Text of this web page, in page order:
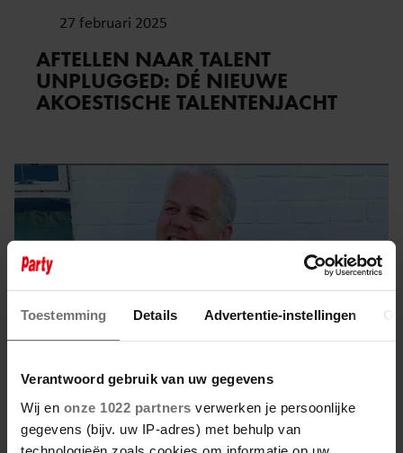
Toestemming Details Advertentie-instellingen
Verantwoord gebruik van uw gegevens
Wij en onze 1022 partners verwerken je persoonlijke
gegevens (bijv. uw IP-adres) met behulp van
27 februari 2025
AFTELLEN NAAR TALENT
UNPLUGGED: DÉ NIEUWE
AKOESTISCHE TALENTENJACHT
22 oktober 2024